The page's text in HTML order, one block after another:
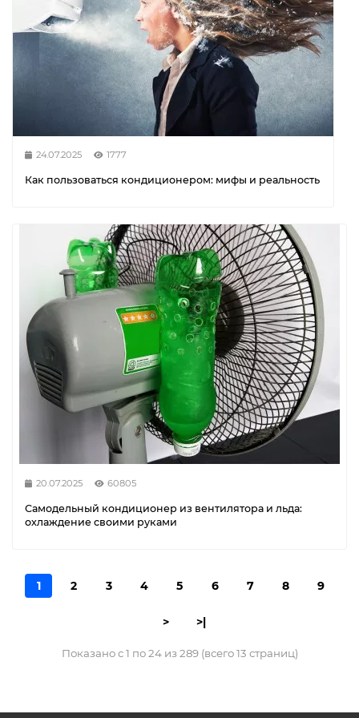
24.07.2025 1777
Как пользоваться кондиционером: мифы и реальность
20.07.2025 60805
Самодельный кондиционер из вентилятора и льда:
охлаждение своими руками
1 2 3 4 5 6 7 8 9
> >|
Показано с 1 по 24 из 289 (всего 13 страниц)